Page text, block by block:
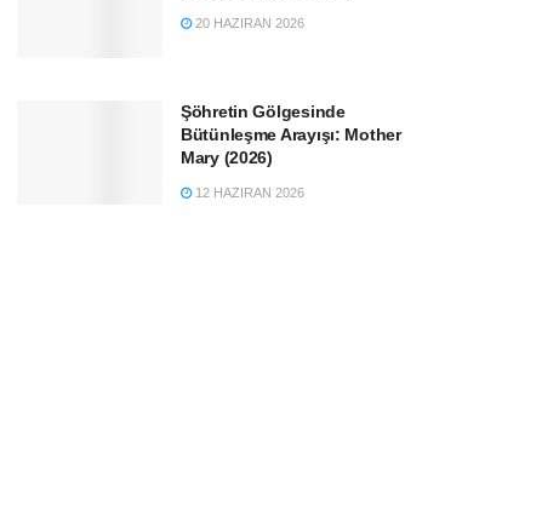
20 HAZIRAN 2026
Şöhretin Gölgesinde
Bütünleşme Arayışı: Mother
Mary (2026)
12 HAZIRAN 2026